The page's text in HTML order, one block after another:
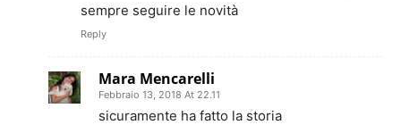
sempre seguire le novità
Reply
Mara Mencarelli
Febbraio 13, 2018 At 22.11
sicuramente ha fatto la storia